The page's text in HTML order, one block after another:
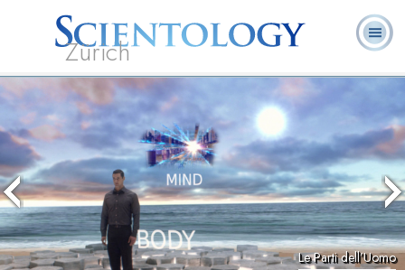
Zürich
Fondatore
Che cos’è
Scientology?
Le Parti dell’Uomo